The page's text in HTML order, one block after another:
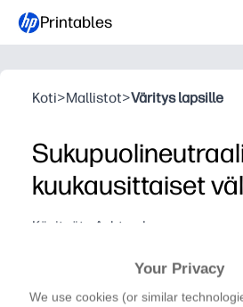
Printables
Koti>Mallistot>Väritys lapsille
kuukausittaiset
Käsityöt - Ashton luo
kuukausi tyylikkäillä,
virstanpylväskorteilla, jotka voit
Your Privacy
We use cookies (or similar